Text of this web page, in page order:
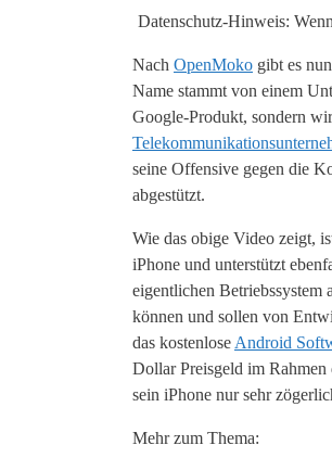
Datenschutz-Hinweis:
Nach OpenMoko gibt es
Name stammt von einem
Google-Produkt, sondern
seine Offensive gegen die
abgestützt.
Wie das obige Video zeigt,
iPhone und unterstützt
eigentlichen
können und sollen von
das kostenloseAndroid
Dollar Preisgeld im Rahmen
sein iPhone nur sehr
Mehr zum Thema: